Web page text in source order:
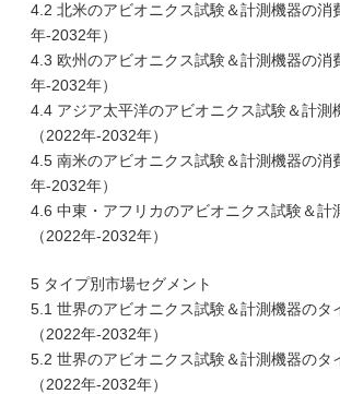
4.2 北米のアビオニクス試験＆計測機器の消
年-2032年）
4.3 欧州のアビオニクス試験＆計測機器の消
年-2032年）
4.4 アジア太平洋のアビオニクス試験＆計測
（2022年-2032年）
4.5 南米のアビオニクス試験＆計測機器の消
年-2032年）
4.6 中東・アフリカのアビオニクス試験＆計
（2022年-2032年）
5 タイプ別市場セグメント
5.1 世界のアビオニクス試験＆計測機器のタ
（2022年-2032年）
5.2 世界のアビオニクス試験＆計測機器のタ
（2022年-2032年）